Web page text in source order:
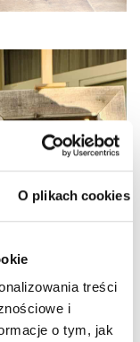
O plikach cookies
treści
i
o tym, jak